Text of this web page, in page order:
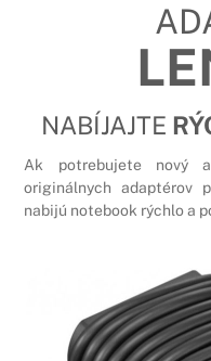
NABÍJAJTE
Ak potrebujete nový
originálnych adaptérov
nabijú notebook rýchlo a